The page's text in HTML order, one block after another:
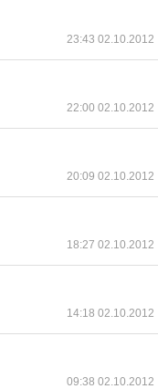
23:43 02.10.2012
22:00 02.10.2012
20:09 02.10.2012
18:27 02.10.2012
14:18 02.10.2012
09:38 02.10.2012